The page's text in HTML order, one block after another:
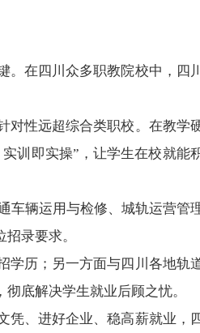
在四川众多职教院校中，四
性远超综合类职校。在教学
训即实操”，让学生在校就能
车辆运用与检修、城轨运营管
录要求。
历；另一方面与四川各地轨
底解决学生就业后顾之忧。
、进好企业、稳高薪就业，